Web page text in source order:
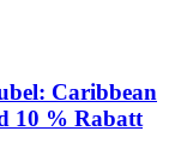
Caribbean
10 % Rabatt